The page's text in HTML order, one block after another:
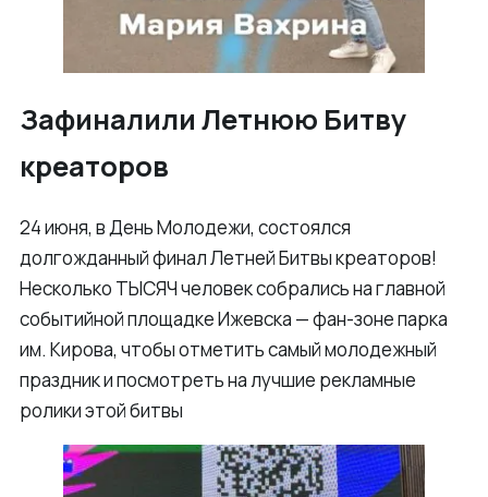
Зафиналили Летнюю Битву
креаторов
24 июня, в День Молодежи, состоялся
долгожданный финал Летней Битвы креаторов!
Несколько ТЫСЯЧ человек собрались на главной
событийной площадке Ижевска — фан-зоне парка
им. Кирова, чтобы отметить самый молодежный
праздник и посмотреть на лучшие рекламные
ролики этой битвы